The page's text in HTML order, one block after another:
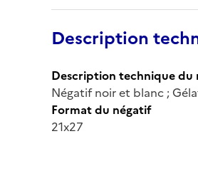
Description
Description technique du
Négatif noir et blanc ;
Format du négatif
21x27